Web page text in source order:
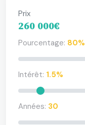
Prix
260 000€
Pourcentage: 80%
Intérêt: 1.5%
Années: 30